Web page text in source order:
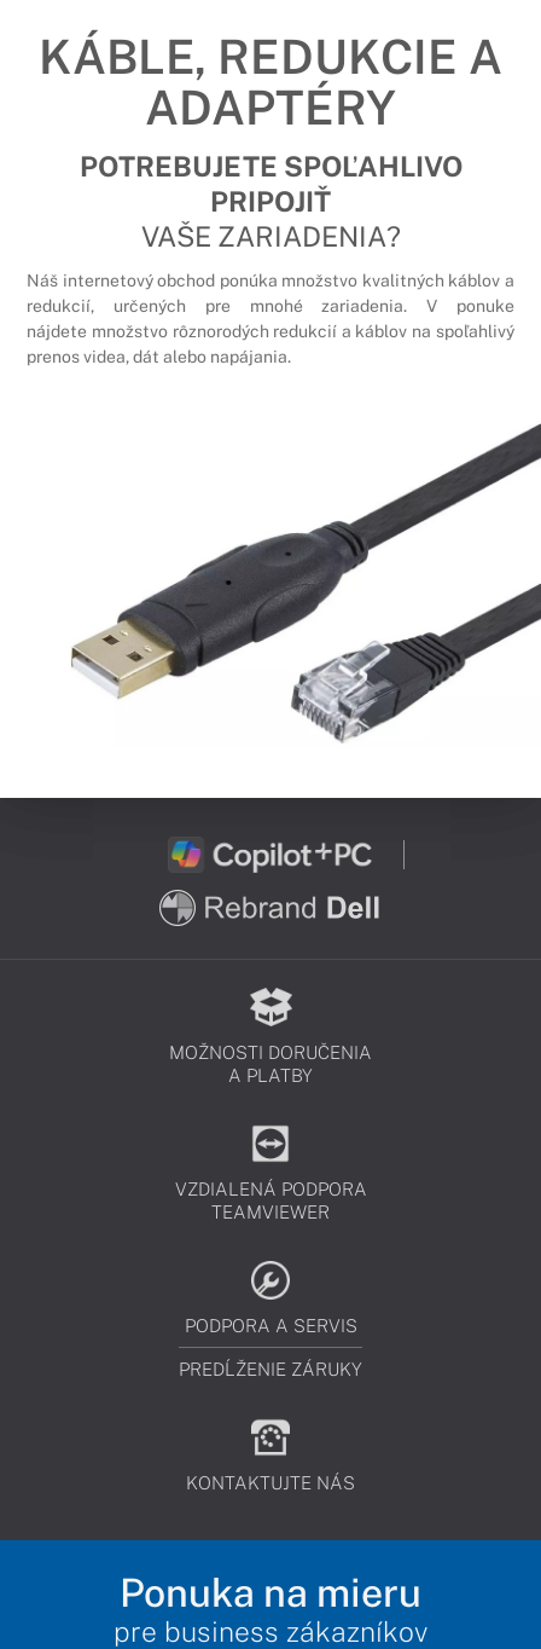
KÁBLE, REDUKCIE A
ADAPTÉRY
POTREBUJETE SPOĽAHLIVO
PRIPOJIŤ
VAŠE ZARIADENIA?
Náš internetový obchod ponúka množstvo kvalitných káblov a
redukcií, určených pre mnohé zariadenia. V ponuke
nájdete množstvo rôznorodých redukcií a káblov na spoľahlivý
prenos videa, dát alebo napájania.
MOŽNOSTI DORUČENIA
A PLATBY
VZDIALENÁ PODPORA
TEAMVIEWER
PODPORA A SERVIS
PREDĹŽENIE ZÁRUKY
KONTAKTUJTE NÁS
Ponuka na mieru
pre business zákazníkov